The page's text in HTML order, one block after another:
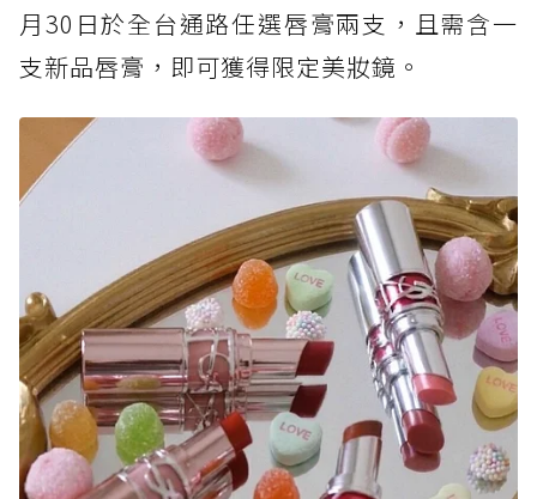
月30日於全台通路任選唇膏兩支，且需含一
支新品唇膏，即可獲得限定美妝鏡。